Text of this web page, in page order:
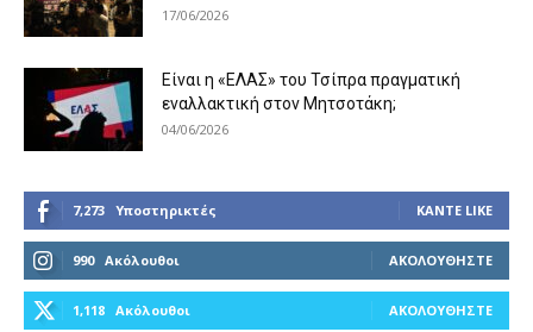
17/06/2026
Είναι η «ΕΛΑΣ» του Τσίπρα πραγματική
εναλλακτική στον Μητσοτάκη;
04/06/2026
7,273 Υποστηρικτές ΚΆΝΤΕ LIKE
990 Ακόλουθοι ΑΚΟΛΟΥΘΉΣΤΕ
1,118 Ακόλουθοι ΑΚΟΛΟΥΘΉΣΤΕ